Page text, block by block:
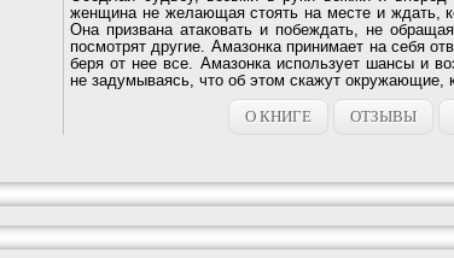
женщина не желающая стоять на месте и ждать,
Она призвана атаковать и побеждать, не
посмотрят другие. Амазонка принимает на себя
беря от нее все. Амазонка использует шансы и
не задумываясь, что об этом скажут окружающие,
О КНИГЕ
ОТЗЫВЫ